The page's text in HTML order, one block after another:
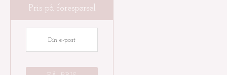
Pris på forespørsel